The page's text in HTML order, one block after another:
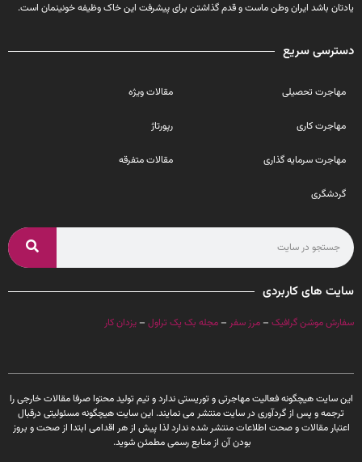
یادتان باشد ایران وطن ماست و قدم گذاشتن برای پیشرفت این خاک وظیفه خونینمان است.
دسترسی سریع
مهاجرت تحصیلی
مهاجرت کاری
مهاجرت سرمایه گذاری
گردشگری
مقالات ویژه
رپورتاژ
مقالات متفرقه
سایت های کاربردی
سفارش موشن گرافیک – مرز سفر – مجله بک پک تراول – یزدان کار
این سایت هیچگونه فعالیت مهاجرتی و توریستی ندارد و تیم تولید محتوا صرفا مقالات خارجی را
ترجمه و پس از گردآوری در سایت منتشر می نمایند. این سایت هیچگونه مسئولیتی درقبال
اعتبار مقالات و صحت اطلاعات منتشر شده ندارد لذا پیش از هر اقدامی ابتدا از صحت و بروز
بودن آن از منابع رسمی مطمئن شوید.